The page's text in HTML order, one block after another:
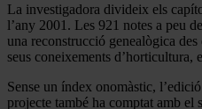
La investigadora divideix els
l’any 2001. Les 921 notes a peu
una reconstrucció genealògica
seus coneixements
Sense un índex onomàstic,
projecte també ha comptat amb